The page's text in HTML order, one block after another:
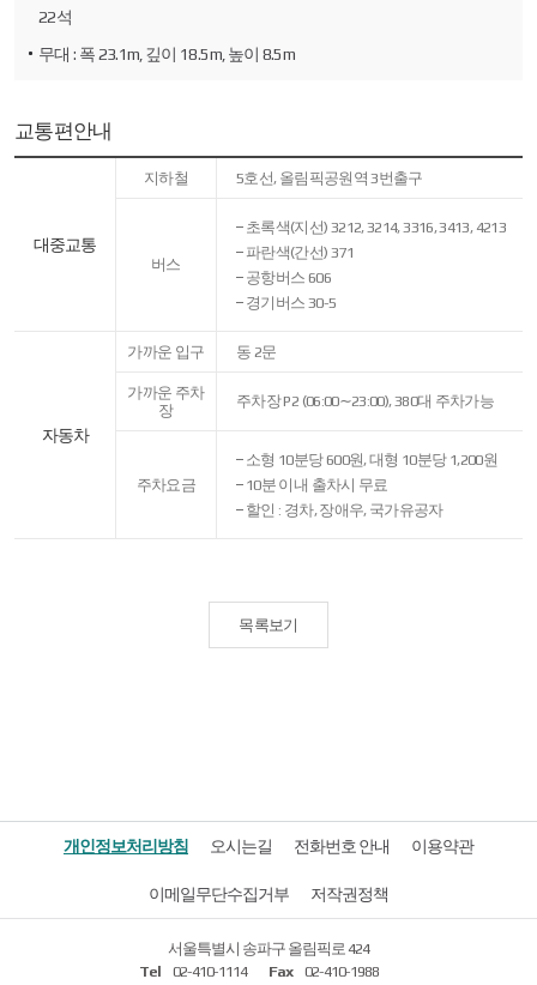
22석
무대 : 폭 23.1m, 깊이 18.5m, 높이 8.5m
교통편안내
관한대중교통
지하철 5호선, 올림픽공원역 3번출구
버스
초록색(지선) 3212, 3214, 3316, 3413, 4213
파란색(간선) 371
공항버스 606
경기버스 30-5
자동차
가까운 입구 동 2문
가까운 주차
장
주차장 P2 (06:00∼23:00), 380대 주차가능
주차요금
소형 10분당 600원, 대형 10분당 1,200원
10분 이내 출차시 무료
할인 : 경차, 장애우, 국가유공자
목록보기
개인정보처리방침 오시는길 전화번호 안내 이용약관
이메일무단수집거부 저작권정책
서울특별시 송파구 올림픽로 424
Tel
02-410-1114 Fax 02-410-1988